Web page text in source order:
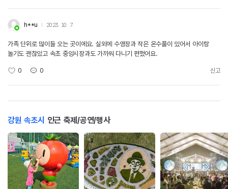
h**u 2023. 10. 7.
가족 단위로 많이들 오는 곳이에요. 실외에 수영장과 작은 온수풀이 있어서 아이랑
놀기도 괜찮았고 속초 중앙시장과도 가까워 다니기 편했어요.
0 0 신고
강원 속초시 인근 축제/공연/행사